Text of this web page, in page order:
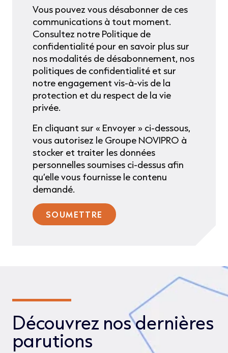
Vous pouvez vous désabonner de ces
communications à tout moment.
Consultez notre Politique de
confidentialité pour en savoir plus sur
nos modalités de désabonnement, nos
politiques de confidentialité et sur
notre engagement vis-à-vis de la
protection et du respect de la vie
privée.
En cliquant sur « Envoyer » ci-dessous,
vous autorisez le Groupe NOVIPRO à
stocker et traiter les données
personnelles soumises ci-dessus afin
qu’elle vous fournisse le contenu
demandé.
Découvrez nos dernières
parutions